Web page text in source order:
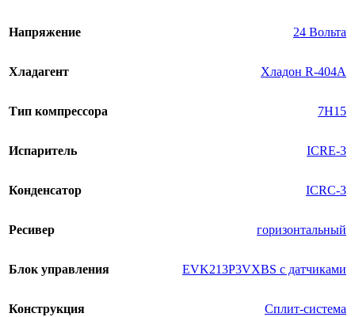
Напряжение 24 Вольта
Хладагент Хладон R-404A
Тип компрессора 7H15
Испаритель ICRE-3
Конденсатор ICRC-3
Ресивер горизонтальный
Блок управления EVK213P3VXBS с датчиками
Конструкция Сплит-система